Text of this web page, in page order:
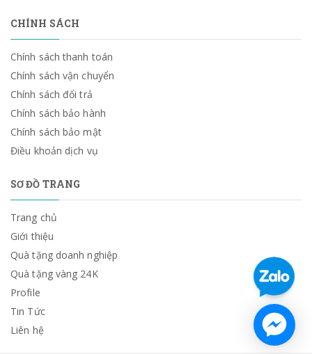
CHÍNH SÁCH
Chính sách thanh toán
Chính sách vận chuyển
Chính sách đổi trả
Chính sách bảo hành
Chính sách bảo mật
Điều khoản dịch vụ
SƠ ĐỒ TRANG
Trang chủ
Giới thiệu
Quà tặng doanh nghiệp
Quà tặng vàng 24K
Profile
Tin Tức
Liên hệ